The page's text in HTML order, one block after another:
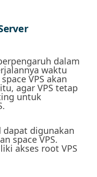
dalam
waktu
VPS akan
agar VPS tetap
untuk
digunakan
space VPS.
akses root VPS